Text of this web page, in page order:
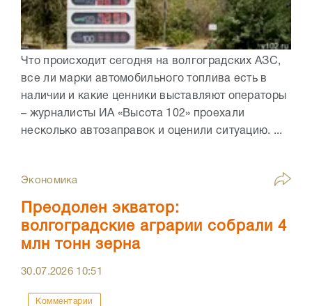
Что происходит сегодня на волгоградских АЗС,
все ли марки автомобильного топлива есть в
наличии и какие ценники выставляют операторы
– журналисты ИА «Высота 102» проехали
несколько автозаправок и оценили ситуацию. ...
Экономика
Преодолен экватор:
волгоградские аграрии собрали 4
млн тонн зерна
30.07.2026 10:51
Комментарии